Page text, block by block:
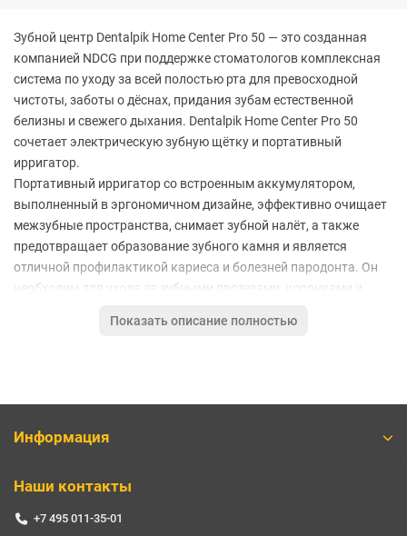
Зубной центр Dentalpik Home Center Pro 50 — это созданная
компанией NDCG при поддержке стоматологов комплексная
система по уходу за всей полостью рта для превосходной
чистоты, заботы о дёснах, придания зубам естественной
белизны и свежего дыхания. Dentalpik Home Center Pro 50
сочетает электрическую зубную щётку и портативный
ирригатор.
Портативный ирригатор со встроенным аккумулятором,
выполненный в эргономичном дизайне, эффективно очищает
межзубные пространства, снимает зубной налёт, а также
предотвращает образование зубного камня и является
отличной профилактикой кариеса и болезней пародонта. Он
необходим для ухода за зубными протезами, коронками и
транспортировке и использовании вне дома. Благодаря
свойств модели Dentalpik Pro 50 ткани полости рта при чистке
ультразвука позволяет активным полезным веществам и
Показать описание полностью
Информация
Наши контакты
+7 495 011-35-01